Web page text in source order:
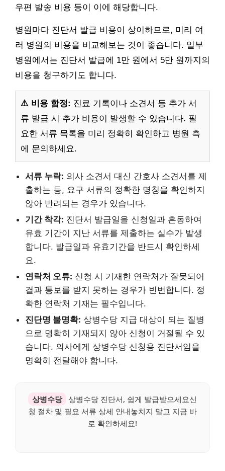
우편 발송 비용 등이 이에 해당합니다.
병원마다 진단서 발급 비용이 상이하므로, 미리 여
러 병원의 비용을 비교해보는 것이 좋습니다. 일부
병원에서는 진단서 발급에 1만 원에서 5만 원까지의
비용을 청구하기도 합니다.
⚠️ 비용 함정: 진료 기록이나 소견서 등 추가 서
류 발급 시 추가 비용이 발생할 수 있습니다. 필
요한 서류 목록을 미리 정확히 확인하고 병원 측
에 문의하세요.
서류 누락: 의사 소견서 대신 간호사 소견서를 제
출하는 등, 요구 서류의 정확한 명칭을 확인하지
않아 반려되는 경우가 있습니다.
기간 착각: 진단서 발급일을 신청일과 혼동하여
유효 기간이 지난 서류를 제출하는 실수가 발생
합니다. 발급일과 유효기간을 반드시 확인하세
요.
연락처 오류: 신청 시 기재한 연락처가 잘못되어
결과 통보를 받지 못하는 경우가 빈번합니다. 정
확한 연락처 기재는 필수입니다.
진단명 불명확: 상병수당 지급 대상이 되는 질병
으로 명확히 기재되지 않아 신청이 거절될 수 있
습니다. 의사에게 상병수당 신청용 진단서임을
명확히 전달해야 합니다.
상병수당 상병수당 진단서, 쉽게 발급받으세요신
청 절차 및 필요 서류 상세 안내놓치지 말고 지금 바
로 확인하세요!